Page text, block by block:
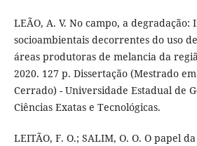
LEÃO, A. V. No campo, a degradação:
socioambientais decorrentes do uso
áreas produtoras de melancia da
2020. 127 p. Dissertação (Mestrado
Cerrado) - Universidade Estadual de
Ciências Exatas e Tecnológicas.
LEITÃO, F. O.; SALIM, O. O. O papel